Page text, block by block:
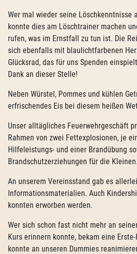
Wer mal wieder seine Löschkenntnisse
konnte dies am Löschtrainer machen
rufen, was im Ernstfall zu tun ist. Die
sich ebenfalls mit blaulichtfarbenen
Glücksrad, das für uns Spenden
Dank an dieser Stelle!
Neben Würstel, Pommes und kühlen
erfrischendes Eis bei diesem heißen
Unser alltägliches Feuerwehrgeschäft
Rahmen von zwei Fettexplosionen, je
Hilfeleistungs- und einer Brandübung
Brandschutzerziehungen für die Kleinen.
An unserem Vereinsstand gab es allerlei
Informationsmaterialien. Auch
konnten erworben werden.
Wer sich schon fast nicht mehr an
Kurs erinnern konnte, bekam eine
konnte an unseren Dummies